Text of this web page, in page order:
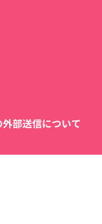
部送信について